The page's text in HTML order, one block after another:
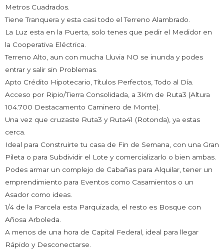
Metros Cuadrados.
Tiene Tranquera y esta casi todo el Terreno Alambrado.
La Luz esta en la Puerta, solo tenes que pedir el Medidor en
la Cooperativa Eléctrica.
Terreno Alto, aun con mucha Lluvia NO se inunda y podes
entrar y salir sin Problemas.
Apto Crédito Hipotecario, Títulos Perfectos, Todo al Día.
Acceso por Ripio/Tierra Consolidada, a 3Km de Ruta3 (Altura
104.700 Destacamento Caminero de Monte).
Una vez que cruzaste Ruta3 y Ruta41 (Rotonda), ya estas
cerca.
Ideal para Construirte tu casa de Fin de Semana, con una Gran
Pileta o para Subdividir el Lote y comercializarlo o bien ambas.
Podes armar un complejo de Cabañas para Alquilar, tener un
emprendimiento para Eventos como Casamientos o un
Asador como ideas.
1/4 de la Parcela esta Parquizada, el resto es Bosque con
Añosa Arboleda.
A menos de una hora de Capital Federal, ideal para llegar
Rápido y Desconectarse.